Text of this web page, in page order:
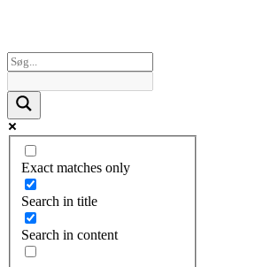
Exact matches only
Search in title
Search in content